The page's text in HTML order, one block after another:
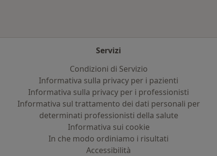
Servizi
Condizioni di Servizio
Informativa sulla privacy per i pazienti
Informativa sulla privacy per i professionisti
Informativa sul trattamento dei dati personali per
determinati professionisti della salute
Informativa sui cookie
In che modo ordiniamo i risultati
Accessibilità